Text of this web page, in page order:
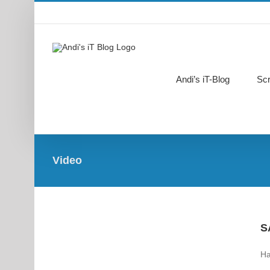
Andi’s iT-Blog
Video